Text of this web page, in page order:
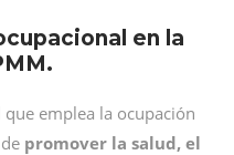
en la
emplea la ocupación
promover la salud, el